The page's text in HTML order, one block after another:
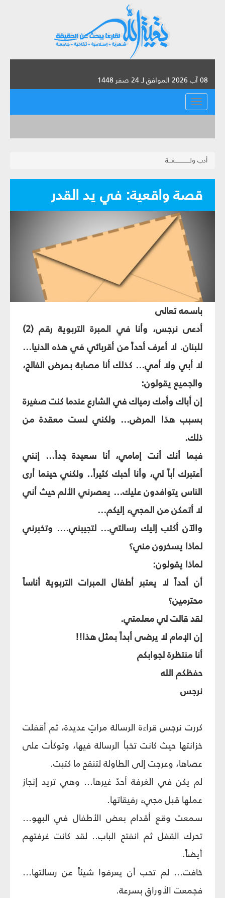
08 آب 2026 الموافق لـ 24 صفر 1448
القائمة
أدب ولـــــــــــــــغـــة
قصة واقعية: في يد القدر
باسمه تعالى
أدعى نرجس، وأنا في المبرة التربوية رقم (2)
للبنان. لا أعرف أحداً من أقربائي في هذه الدنيا...
لا أبي ولا أمي... كذلك أنا مصابة بمرض الفالج،
والجميع يقولون:
إن أباك وأمك رمياك في الشارع عندما كنت صغيرة
بسبب هذا المرض... ولكني لست معقدة من
ذلك.
فبما أنك أنت إمامي، أنا سعيدة جداً... إنني
أعتبرك أباً لي، وأنا أحبك كثيراً.. ولكني حينما أرى
الناس يتوافدون عليك... يعصرني الألم حيث أني
لا أتمكن من المجيء إليكم...
والآن أكتب إليك رسالتي... لتجيبني.... وتخبرني
لماذا يسخرون مني؟
لماذا يقولون:
أن أحداً لا يعتبر أطفال المبرات التربوية أناساً
محترمين؟
لقد قالت لي معلمتي.
إن الإمام لا يرضى أبداً بمثل هذا!!
أنا منتظرة لجوابكم
حفظكم الله
نرجس
كررت نرجس قراءة الرسالة مراتٍ عديدة، ثم أقفلت
خزانتها حيث كانت تخبأ الرسالة فيها، وتوكأت على
عصاها، وعرجت إلى الطاولة لتنقح ما كتبت.
لم يكن في الغرفة أحدٌ غيرها... وهي تريد إنجاز
عملها قبل مجيء رفيقاتها.
سمعت وقع أقدام بعض الأطفال في البهو...
تحرك القفل ثم انفتح الباب.. لقد كانت غرفتهم
أيضاً.
خافت... لم تحب أن يعرفوا شيئاً عن رسالتها...
فجمعت الأوراق بسرعة.